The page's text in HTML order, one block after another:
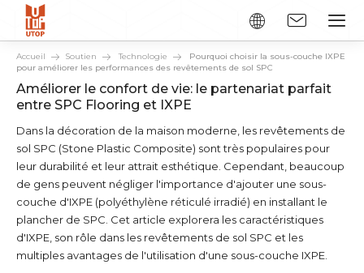
Accueil Soutien Technologie
Pourquoi choisir la sous-couche IXPE
pour améliorer les performances des revêtements de sol SPC
Améliorer le confort de vie: le partenariat parfait
entre SPC Flooring et IXPE
Dans la décoration de la maison moderne, les revêtements de
sol SPC (Stone Plastic Composite) sont très populaires pour
leur durabilité et leur attrait esthétique. Cependant, beaucoup
de gens peuvent négliger l'importance d'ajouter une sous-
couche d'IXPE (polyéthylène réticulé irradié) en installant le
plancher de SPC. Cet article explorera les caractéristiques
d'IXPE, son rôle dans les revêtements de sol SPC et les
multiples avantages de l'utilisation d'une sous-couche IXPE.